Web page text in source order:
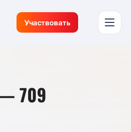
Участвовать
709